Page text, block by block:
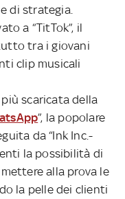
di strategia.
a “TitTok”, il
tra i giovani
clip musicali
scaricata della
”, la popolare
da “Ink Inc.-
la possibilità di
alla prova le
la pelle dei clienti